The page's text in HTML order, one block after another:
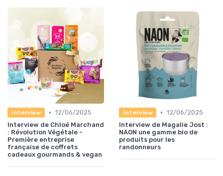
Interview • 12/06/2025
Interview de Chloé Marchand
: Révolution Végétale -
Première entreprise
française de coffrets
cadeaux gourmands & vegan
Interview • 12/06/2025
Interview de Magalie Jost :
NAON une gamme bio de
produits pour les
randonneurs